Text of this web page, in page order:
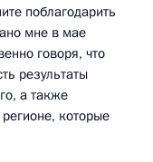
поблагодарить
мне в мае
говоря, что
результаты
а также
которые